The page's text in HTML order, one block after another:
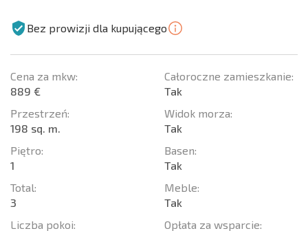
Bez prowizji dla kupującego
Cena za mkw:
889 €
Przestrzeń:
198 sq. m.
Piętro:
1
Total:
3
Liczba pokoi:
Całoroczne zamieszkanie:
Tak
Widok morza:
Tak
Basen:
Tak
Meble:
Tak
Opłata za wsparcie: